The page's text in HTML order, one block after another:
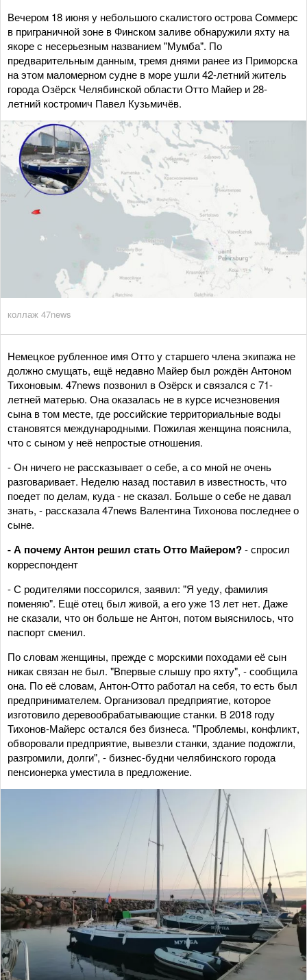
Вечером 18 июня у небольшого скалистого острова Соммерс
в приграничной зоне в Финском заливе обнаружили яхту на
якоре с несерьезным названием "Мумба". По
предварительным данным, тремя днями ранее из Приморска
на этом маломерном судне в море ушли 42-летний житель
города Озёрск Челябинской области Отто Майер и 28-
летний костромич Павел Кузьмичёв.
коллаж 47news
Немецкое рубленное имя Отто у старшего члена экипажа не
должно смущать, ещё недавно Майер был рождён Антоном
Тихоновым. 47news позвонил в Озёрск и связался с 71-
летней матерью. Она оказалась не в курсе исчезновения
сына в том месте, где российские территориальные воды
становятся международными. Пожилая женщина пояснила,
что с сыном у неё непростые отношения.
- Он ничего не рассказывает о себе, а со мной не очень
разговаривает. Неделю назад поставил в известность, что
поедет по делам, куда - не сказал. Больше о себе не давал
знать, - рассказала 47news Валентина Тихонова последнее о
сыне.
- А почему Антон решил стать Отто Майером?- спросил
корреспондент
- С родителями поссорился, заявил: "Я уеду, фамилия
поменяю". Ещё отец был живой, а его уже 13 лет нет. Даже
не сказали, что он больше не Антон, потом выяснилось, что
паспорт сменил.
По словам женщины, прежде с морскими походами её сын
никак связан не был. "Впервые слышу про яхту", - сообщила
она. По её словам, Антон-Отто работал на себя, то есть был
предпринимателем. Организовал предприятие, которое
изготовило деревообрабатывающие станки. В 2018 году
Тихонов-Майерс остался без бизнеса. "Проблемы, конфликт,
обворовали предприятие, вывезли станки, здание подожгли,
разгромили, долги", - бизнес-будни челябинского города
пенсионерка уместила в предложение.